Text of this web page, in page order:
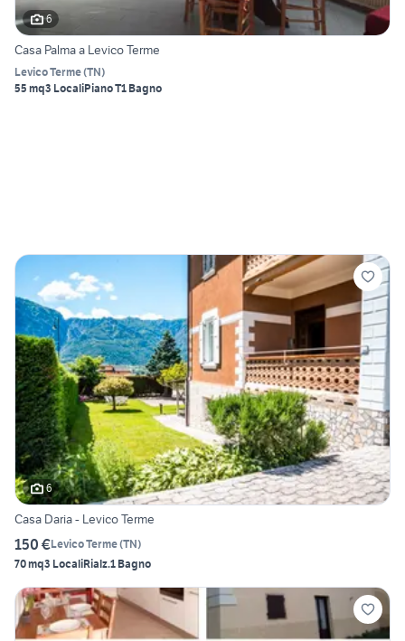
6
Casa Palma a Levico Terme
Levico Terme(TN)
55 mq3 LocaliPiano T1 Bagno
6
Casa Daria - Levico Terme
150 €Levico Terme(TN)
70 mq3 LocaliRialz.1 Bagno